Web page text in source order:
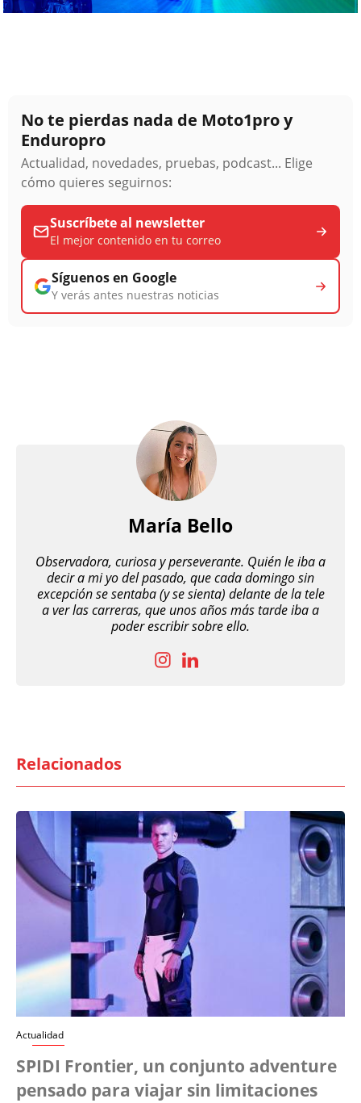
No te pierdas nada de Moto1pro y
Enduropro
Actualidad, novedades, pruebas, podcast... Elige
cómo quieres seguirnos:
Suscríbete al newsletter
El mejor contenido en tu correo
Síguenos en Google
Y verás antes nuestras noticias
María Bello
Observadora, curiosa y perseverante. Quién le iba a
decir a mi yo del pasado, que cada domingo sin
excepción se sentaba (y se sienta) delante de la tele
a ver las carreras, que unos años más tarde iba a
poder escribir sobre ello.
Relacionados
Actualidad
SPIDI Frontier, un conjunto adventure
pensado para viajar sin limitaciones